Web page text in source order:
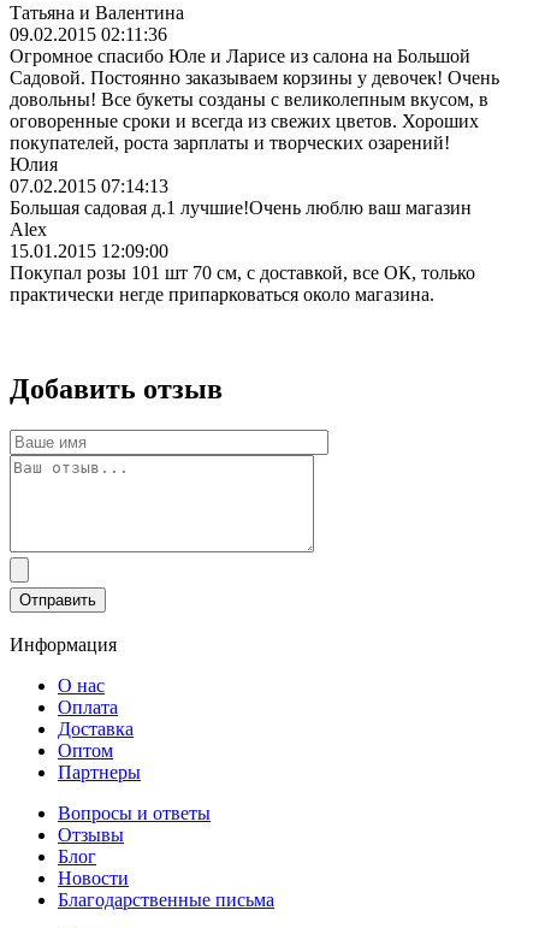
Татьяна и Валентина
09.02.2015 02:11:36
Огромное спасибо Юле и Ларисе из салона на Большой
Садовой. Постоянно заказываем корзины у девочек! Очень
довольны! Все букеты созданы с великолепным вкусом, в
оговоренные сроки и всегда из свежих цветов. Хороших
покупателей, роста зарплаты и творческих озарений!
Юлия
07.02.2015 07:14:13
Большая садовая д.1 лучшие!Очень люблю ваш магазин
Alex
15.01.2015 12:09:00
Покупал розы 101 шт 70 см, с доставкой, все ОК, только
практически негде припарковаться около магазина.
Добавить отзыв
Информация
О нас
Оплата
Доставка
Оптом
Партнеры
Вопросы и ответы
Отзывы
Блог
Новости
Благодарственные письма